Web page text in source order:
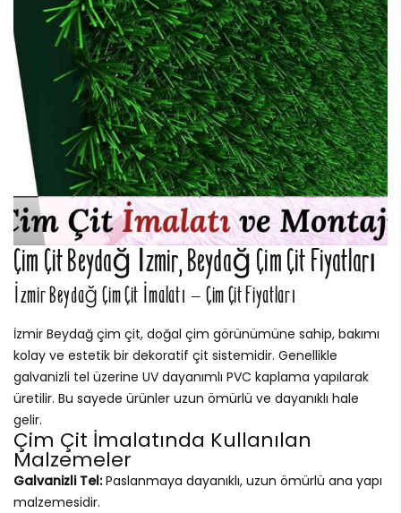
Çim Çit Beydağ İzmir, Beydağ Çim Çit Fiyatları
İzmir Beydağ Çim Çit İmalatı – Çim Çit Fiyatları
İzmir Beydağ çim çit, doğal çim görünümüne sahip, bakımı
kolay ve estetik bir dekoratif çit sistemidir. Genellikle
galvanizli tel üzerine UV dayanımlı PVC kaplama yapılarak
üretilir. Bu sayede ürünler uzun ömürlü ve dayanıklı hale
gelir.
Çim Çit İmalatında Kullanılan
Malzemeler
Galvanizli Tel:Paslanmaya dayanıklı, uzun ömürlü ana yapı
malzemesidir.